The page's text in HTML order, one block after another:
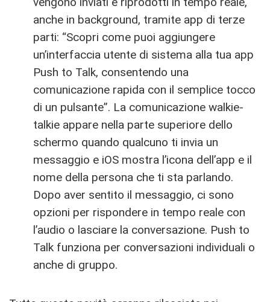
anche in background, tramite app di terze
parti: “Scopri come puoi aggiungere
un’interfaccia utente di sistema alla tua app
Push to Talk, consentendo una
comunicazione rapida con il semplice tocco
di un pulsante”. La comunicazione walkie-
talkie appare nella parte superiore dello
schermo quando qualcuno ti invia un
messaggio e iOS mostra l’icona dell’app e il
nome della persona che ti sta parlando.
Dopo aver sentito il messaggio, ci sono
opzioni per rispondere in tempo reale con
l’audio o lasciare la conversazione. Push to
Talk funziona per conversazioni individuali o
anche di gruppo.